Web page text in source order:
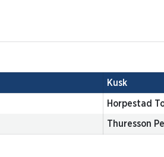
Kusk
Horpestad
Thuresson